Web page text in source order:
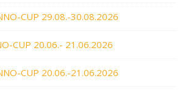
CUP 29.08.-30.08.2026
CUP 20.06.- 21.06.2026
CUP 20.06.-21.06.2026